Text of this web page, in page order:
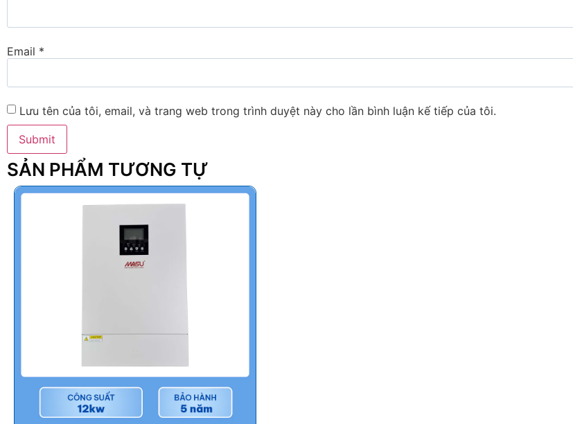
Email *
Lưu tên của tôi, email, và trang web trong trình duyệt này cho lần bình luận kế tiếp của tôi.
SẢN PHẨM TƯƠNG TỰ